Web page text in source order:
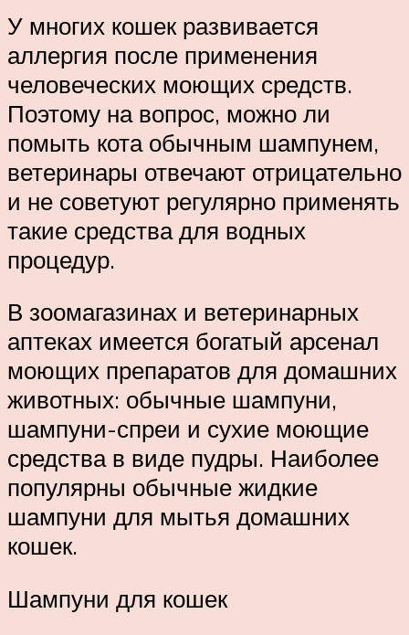
У многих кошек развивается
аллергия после применения
человеческих моющих средств.
Поэтому на вопрос, можно ли
помыть кота обычным шампунем,
ветеринары отвечают отрицательно
и не советуют регулярно применять
такие средства для водных
процедур.
В зоомагазинах и ветеринарных
аптеках имеется богатый арсенал
моющих препаратов для домашних
животных: обычные шампуни,
шампуни-спреи и сухие моющие
средства в виде пудры. Наиболее
популярны обычные жидкие
шампуни для мытья домашних
кошек.
Шампуни для кошек